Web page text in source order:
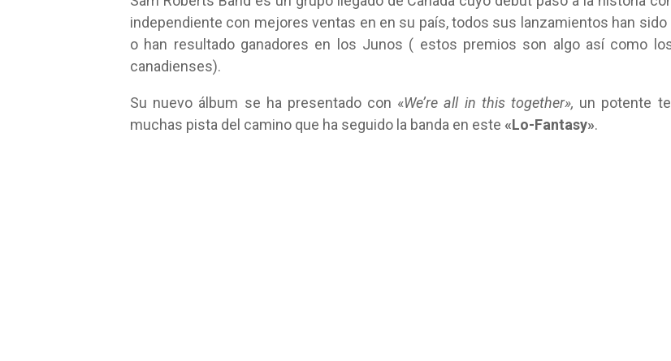
independiente con mejores ventas en en su país, todos sus lanzamientos han sido
o han resultado ganadores en los Junos ( estos premios son algo así como
canadienses).
Su nuevo álbum se ha presentado con «We’re all in this together», un potente
muchas pista del camino que ha seguido la banda en este «Lo-Fantasy».